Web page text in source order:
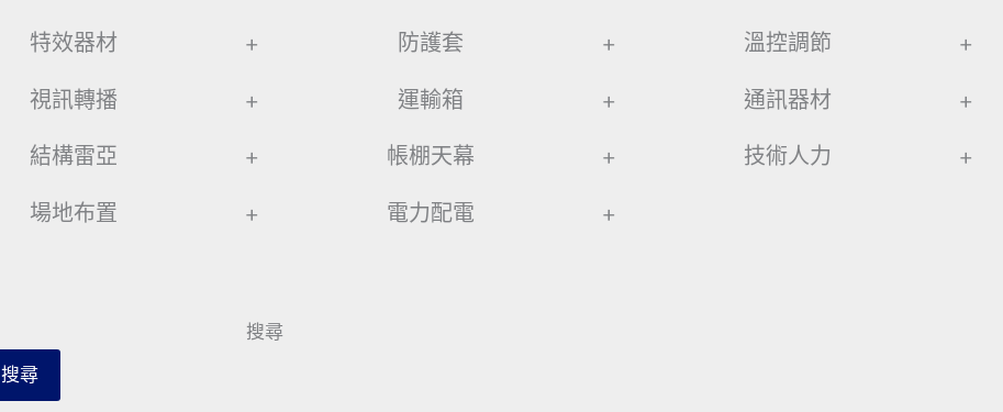
特效器材 +
視訊轉播 +
結構雷亞 +
場地布置 +
防護套 +
運輸箱 +
帳棚天幕 +
電力配電 +
溫控調節 +
通訊器材 +
技術人力 +
搜尋
搜尋